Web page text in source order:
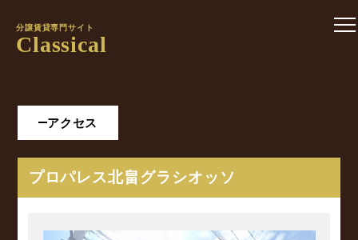
分譲賃貸専門サイト
Classical
アクセス
プロパレス北畠グラシオッソ